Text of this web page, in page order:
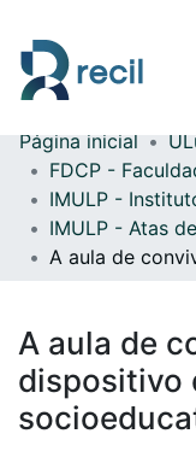
Comunidades &
Percorrer
Estatísticas
Página inicial
A aula de
dispositivo